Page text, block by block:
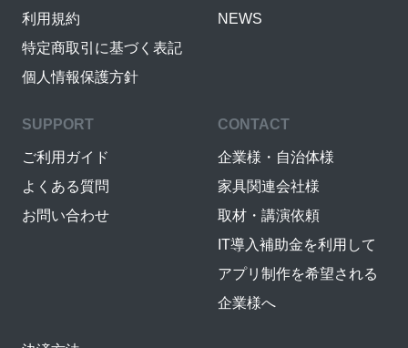
利用規約
特定商取引に基づく表記
個人情報保護方針
NEWS
SUPPORT
ご利用ガイド
よくある質問
お問い合わせ
CONTACT
企業様・自治体様
家具関連会社様
取材・講演依頼
IT導入補助金を利用して
アプリ制作を希望される
企業様へ